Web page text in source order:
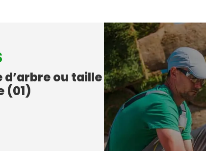
ou taille
(01)